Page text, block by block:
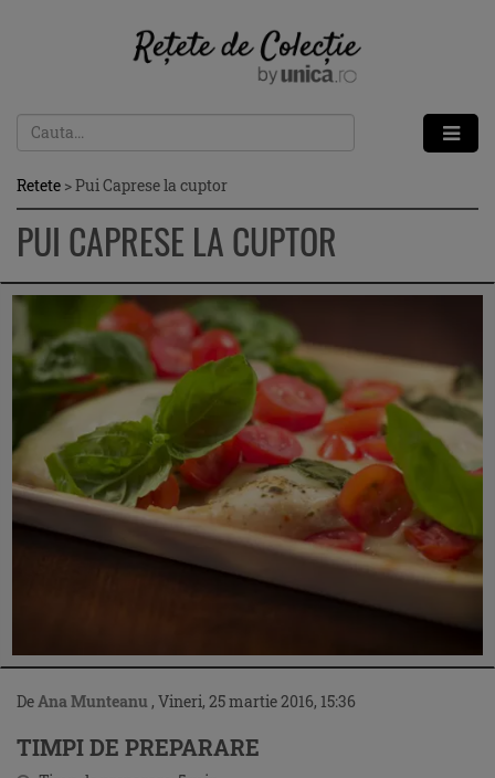
Retete >Pui Caprese la cuptor
PUI CAPRESE LA CUPTOR
DeAna Munteanu , Vineri, 25 martie 2016, 15:36
TIMPI DE PREPARARE